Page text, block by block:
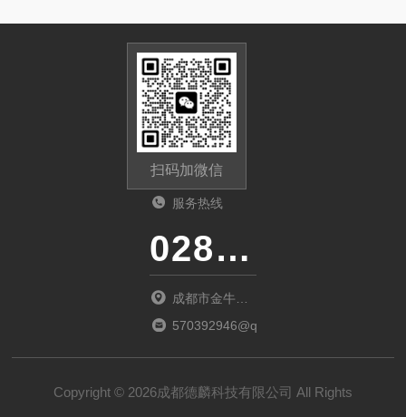
扫码加微信
服务热线
028-87741718
成都市金牛区
金府路799号1
570392946@qq.com
Copyright © 2026成都德麟科技有限公司 All Rights